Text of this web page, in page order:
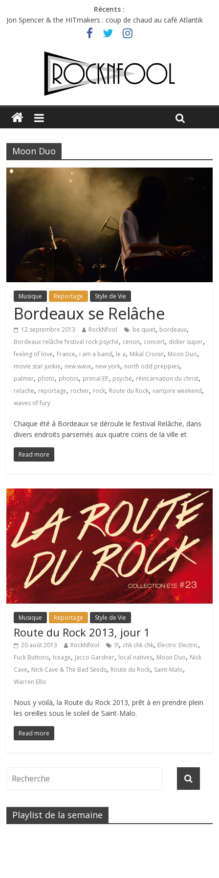
Récents :
Jon Spencer & the HITmakers : coup de chaud au café Atlantik
Hellfest 2026 vendredi : température et émotions en hausse
Hellfest 2026 jeudi : impossible de choisir entre chaleur et bonne
Première édition du Midgard Festival : entre bière, métal et
Charlie Puth à l’Olympia : la leçon de pop du Professeur Puth
Moon Duo
Musique Reportage Style de Vie
Bordeaux se Relâche
12 septembre 2013 RockNfool be quiet, bordeaux,
Bordeaux relâche festival rock psyché, cenon, concert, didier super,
feeling of love, France, i am a band, le a, Mikal Cronin, Moon Duo,
movie star junkie, new wave, new york, north odd preppies,
palmer, photo, photos, primal EP, psyché, réincarnation du christ,
relache, reportage, rocher, rock, Route du Rock,vampire weekend,
waves of fury
Chaque été à Bordeaux se déroule le festival Relâche, dans
divers endroits parsemés aux quatre coins de la ville et
Read more
Musique Reportage Style de Vie
Route du Rock 2013, jour 1
20 août 2013 RockNfool !!!, chk chk chk, Electric Electric,
Fuck Buttons, Iceage, Jacco Gardner, local natives, Moon Duo, Nick
Cave, Nick Cave & The Bad Seeds, Route du Rock, Saint-Malo,
Warren Ellis
Nous y voilà, la Route du Rock 2013, prêt à en prendre plein
les oreilles sous le soleil de Saint-Malo.
Read more
Playlist de la semaine